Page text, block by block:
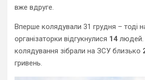
вже вдруге.
Вперше колядували 31 грудня – тоді
організаторки відгукнулися 14 людей.
колядування зібрали на ЗСУ близько
гривень.